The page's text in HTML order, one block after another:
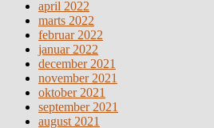
april 2022
marts 2022
februar 2022
januar 2022
december 2021
november 2021
oktober 2021
september 2021
august 2021